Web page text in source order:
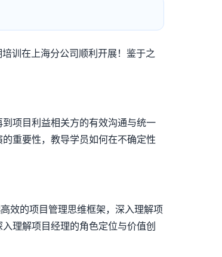
训在上海分公司顺利开展！鉴于之
项目利益相关方的有效沟通与统一
重要性，教导学员如何在不确定性
效的项目管理思维框架，深入理解项
理解项目经理的角色定位与价值创